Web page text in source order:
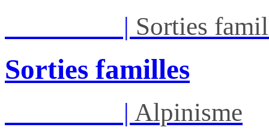
| Sorties
Sorties familles
| Alpinisme